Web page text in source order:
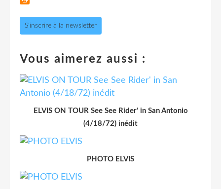
S'inscrire à la newsletter
Vous aimerez aussi :
ELVIS ON TOUR See See Rider' in San Antonio
(4/18/72) inédit
PHOTO ELVIS